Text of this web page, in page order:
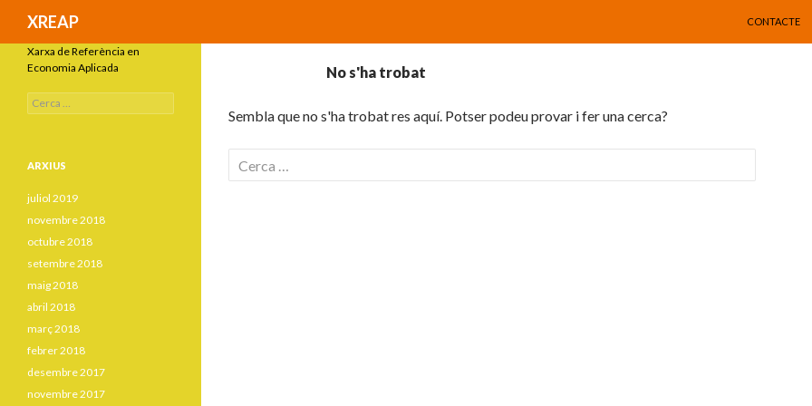
XREAP
CONTACTE
No s'ha trobat
Sembla que no s'ha trobat res aquí. Potser podeu provar i fer una cerca?
e
Xarxa de Referència en
Economia Aplicada
C
e
a
ARXIUS
juliol 2019
novembre 2018
octubre 2018
setembre 2018
maig 2018
abril 2018
març 2018
febrer 2018
desembre 2017
novembre 2017